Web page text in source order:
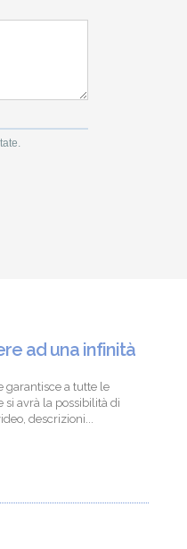
ad una infinità
garantisce a tutte le
si avrà la possibilità di
descrizioni...